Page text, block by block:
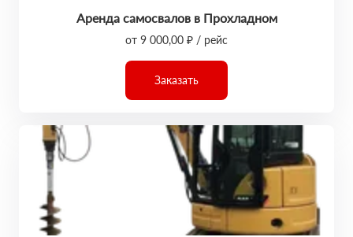
Аренда самосвалов в Прохладном
от 9 000,00 ₽ / рейс
Заказать